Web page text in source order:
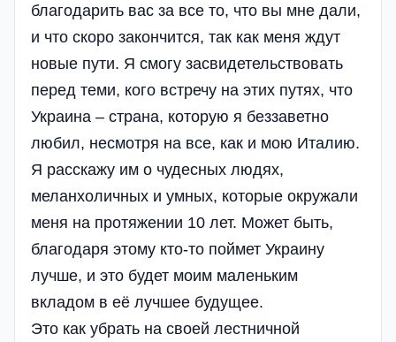
благодарить вас за все то, что вы мне дали,
и что скоро закончится, так как меня ждут
новые пути. Я смогу засвидетельствовать
перед теми, кого встречу на этих путях, что
Украина – страна, которую я беззаветно
любил, несмотря на все, как и мою Италию.
Я расскажу им о чудесных людях,
меланхоличных и умных, которые окружали
меня на протяжении 10 лет. Может быть,
благодаря этому кто-то поймет Украину
лучше, и это будет моим маленьким
вкладом в её лучшее будущее.
Это как убрать на своей лестничной